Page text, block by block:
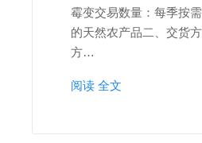
霉变交易数量：每季按
的天然农产品二、交货
方…
阅读 全文